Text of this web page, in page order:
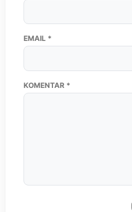
KOMENTAR *
EMAIL *